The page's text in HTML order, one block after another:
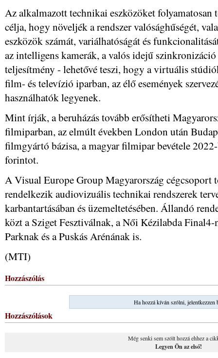
Az alkalmazott technikai eszközöket folyamatosan
célja, hogy növeljék a rendszer valósághűségét,
eszközök számát, variálhatóságát és
az intelligens kamerák, a valós idejű
teljesítmény - lehetővé teszi, hogy a virtuális
film- és televízió iparban, az élő események
használhatók legyenek.
Mint írják, a beruházás tovább erősítheti
filmiparban, az elmúlt években London után
filmgyártó bázisa, a magyar filmipar bevétele
forintot.
A Visual Europe Group Magyarország cégcsoport
rendelkezik audiovizuális technikai rendszerek
karbantartásában és üzemeltetésében. Állandó
közt a Sziget Fesztiválnak, a Női Kézilabda
Parknak és a Puskás Arénának is.
(MTI)
Hozzászólás
Ha hozzá kíván szólni, jelentkezzen
Hozzászólások
Még senki sem szólt hozzá ehhez a
Legyen Ön az első!